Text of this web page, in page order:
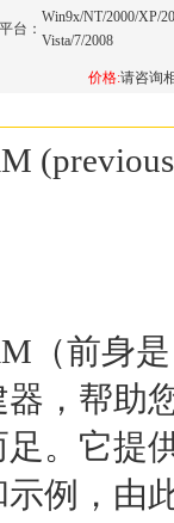
台：
Win9x/NT/2000/XP/
Vista/7/2008
价格:请咨
（前身
，帮助
。它提
例，由